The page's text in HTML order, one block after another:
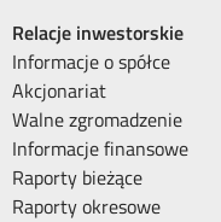
Relacje inwestorskie
Informacje o spółce
Akcjonariat
Walne zgromadzenie
Informacje finansowe
Raporty bieżące
Raporty okresowe